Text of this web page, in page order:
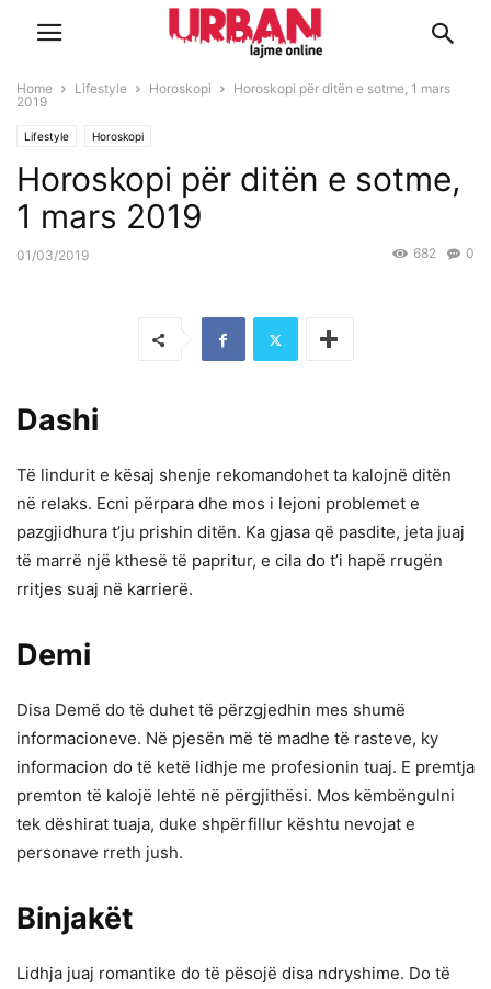
Home Lifestyle Horoskopi
Horoskopi për ditën e sotme, 1 mars
2019
Lifestyle Horoskopi
Horoskopi për ditën e sotme,
1 mars 2019
01/03/2019 0
682
Dashi
Të lindurit e kësaj shenje rekomandohet ta kalojnë ditën
në relaks. Ecni përpara dhe mos i lejoni problemet e
pazgjidhura t’ju prishin ditën. Ka gjasa që pasdite, jeta juaj
të marrë një kthesë të papritur, e cila do t’i hapë rrugën
rritjes suaj në karrierë.
Demi
Disa Demë do të duhet të përzgjedhin mes shumë
informacioneve. Në pjesën më të madhe të rasteve, ky
informacion do të ketë lidhje me profesionin tuaj. E premtja
premton të kalojë lehtë në përgjithësi. Mos këmbëngulni
tek dëshirat tuaja, duke shpërfillur kështu nevojat e
personave rreth jush.
Binjakët
Lidhja juaj romantike do të pësojë disa ndryshime. Do të